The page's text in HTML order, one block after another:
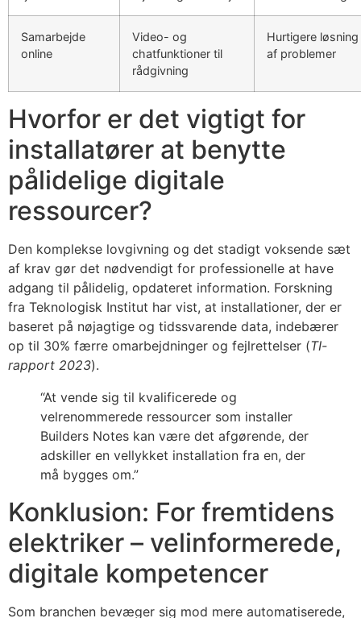
Samarbejde
online
Video- og
chatfunktioner til
rådgivning
Hurtigere løsning
af problemer
Hvorfor er det vigtigt for
installatører at benytte
pålidelige digitale
ressourcer?
Den komplekse lovgivning og det stadigt voksende sæt
af krav gør det nødvendigt for professionelle at have
adgang til pålidelig, opdateret information. Forskning
fra Teknologisk Institut har vist, at installationer, der er
baseret på nøjagtige og tidssvarende data, indebærer
op til 30% færre omarbejdninger og fejlrettelser (TI-
rapport 2023).
“At vende sig til kvalificerede og
velrenommerede ressourcer som installer
Builders Notes kan være det afgørende, der
adskiller en vellykket installation fra en, der
må bygges om.”
Konklusion: For fremtidens
elektriker – velinformerede,
digitale kompetencer
Som branchen bevæger sig mod mere automatiserede,